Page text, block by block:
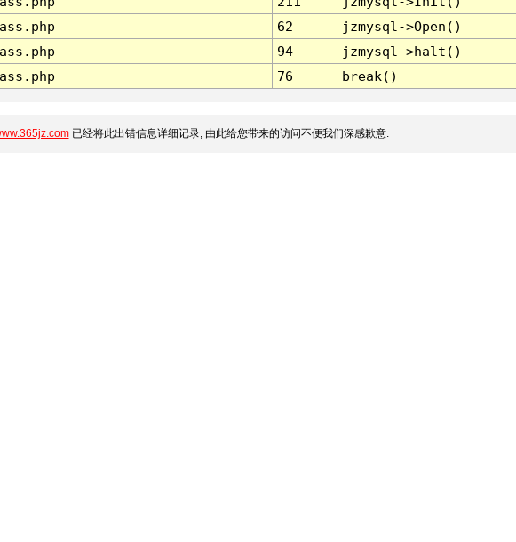
62
jzmysql->Open()
94
jzmysql->halt()
76 break()
已经将此出错信息详细记录, 由此给您带来的访问不便我们深感歉意.